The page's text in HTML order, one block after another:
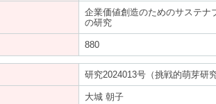
企業価値創造のためのサステナ
の研究
880
研究2024013号（挑戦的萌芽研
大城 朝子